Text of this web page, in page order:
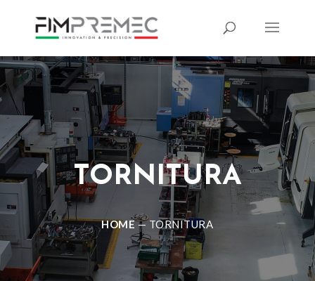
TORNITURA
HOME—TORNITURA